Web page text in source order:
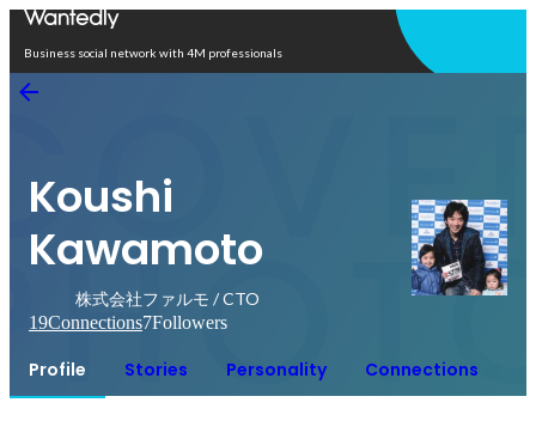
Business social network with 4M professionals
Koushi
Kawamoto
株式会社ファルモ / CTO
19Connections7Followers
Profile Stories Personality Connections